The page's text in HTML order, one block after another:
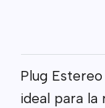
Plug
ideal para la